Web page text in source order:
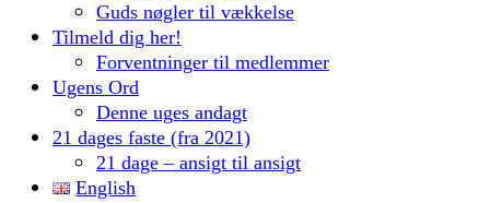
Guds nøgler til vækkelse
Tilmeld dig her!
Forventninger til medlemmer
Ugens Ord
Denne uges andagt
21 dages faste (fra 2021)
21 dage – ansigt til ansigt
English